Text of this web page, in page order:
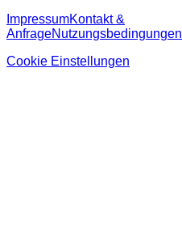
ImpressumKontakt &
AnfrageNutzungsbedingungen
Cookie Einstellungen